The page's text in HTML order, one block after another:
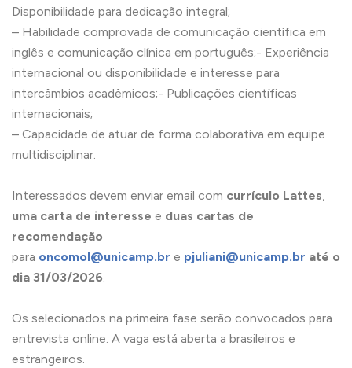
Disponibilidade para dedicação integral;
– Habilidade comprovada de comunicação científica em
inglês e comunicação clínica em português;- Experiência
internacional ou disponibilidade e interesse para
intercâmbios acadêmicos;- Publicações científicas
internacionais;
– Capacidade de atuar de forma colaborativa em equipe
multidisciplinar.
Interessados devem enviar email com currículo Lattes,
uma carta de interesse e duas cartas de
recomendação
para oncomol@unicamp.br e pjuliani@unicamp.br até o
dia 31/03/2026.
Os selecionados na primeira fase serão convocados para
entrevista online. A vaga está aberta a brasileiros e
estrangeiros.